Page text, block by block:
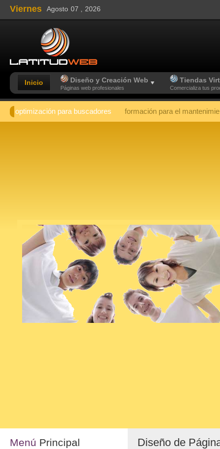
Viernes Agosto 07 , 2026
Inicio Diseño y Creación Web
Páginas web profesionales
Tiendas
Comercializa tus
optimización para buscadores formación para el
Diseño de
Menú Principal